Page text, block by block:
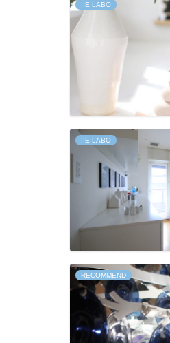
IIE LABO
IIE LABO
RECOMMEND